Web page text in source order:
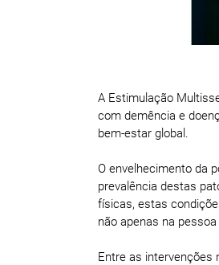
A Estimulação
com demência e
bem-estar global.
O envelhecimento da
prevalência destas
físicas, estas
não apenas na
Entre as intervenções